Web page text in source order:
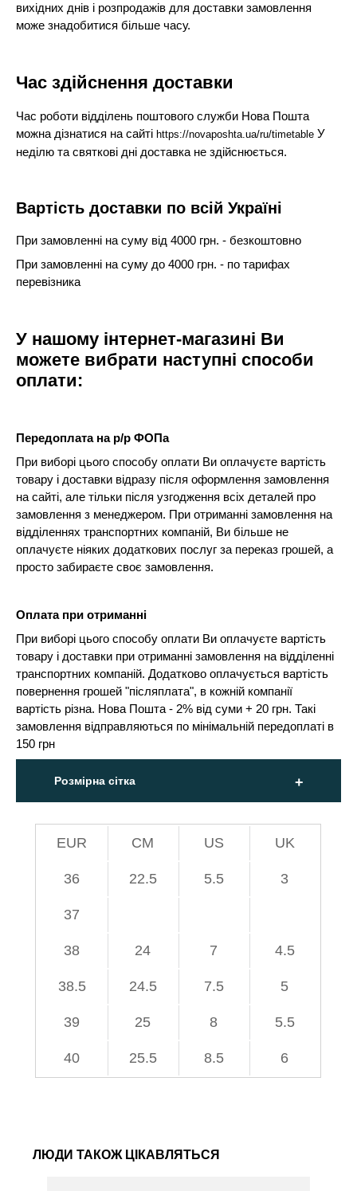
вихідних днів і розпродажів для доставки замовлення
може знадобитися більше часу.
Час здійснення доставки
Час роботи відділень поштового служби Нова Пошта
можна дізнатися на сайтіhttps://novaposhta.ua/ru/timetable У
неділю та святкові дні доставка не здійснюється.
Вартість доставки по всій Україні
При замовленні на суму від 4000 грн. - безкоштовно
При замовленні на суму до 4000 грн. - по тарифах
перевізника
У нашому інтернет-магазині Ви
можете вибрати наступні способи
оплати:
Передоплата на р/р ФОПа
При виборі цього способу оплати Ви оплачуєте вартість
товару і доставки відразу після оформлення замовлення
на сайті, але тільки після узгодження всіх деталей про
замовлення з менеджером. При отриманні замовлення на
відділеннях транспортних компаній, Ви більше не
оплачуєте ніяких додаткових послуг за переказ грошей, а
просто забираєте своє замовлення.
Оплата при отриманні
При виборі цього способу оплати Ви оплачуєте вартість
товару і доставки при отриманні замовлення на відділенні
транспортних компаній. Додатково оплачується вартість
повернення грошей "післяплата", в кожній компанії
вартість різна. Нова Пошта - 2% від суми + 20 грн. Такі
замовлення відправляються по мінімальній передоплаті в
150 грн
Розмірна сітка
EUR СМ US UK
36 22.5 5.5 3
37
38 24 7 4.5
38.5 24.5 7.5 5
39 25 8 5.5
40 25.5 8.5 6
ЛЮДИ ТАКОЖ ЦІКАВЛЯТЬСЯ